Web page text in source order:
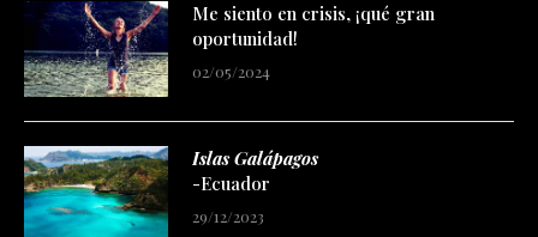
Me siento en crisis, ¡qué gran
oportunidad!
02/05/2024
Islas Galápagos
-Ecuador
29/12/2023